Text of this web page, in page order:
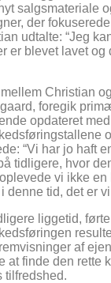
salgsmateriale
der
udtalte: “Jeg
er blevet lavet og
Christian
foregik
opdateret
“Vi har jo haft
tidligere, hvor
vi ikke
denne tid, det er
liggetid,
af
at finde den rette
tilfredshed.